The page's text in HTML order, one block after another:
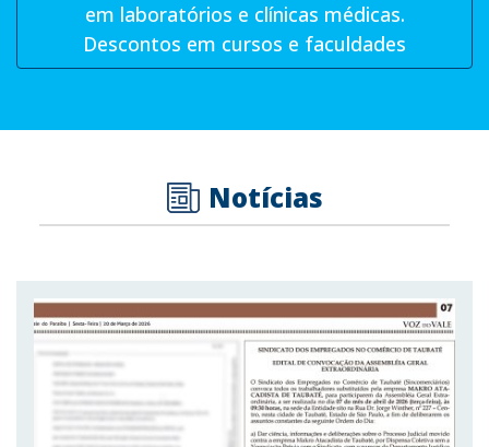
em laboratórios e clínicas médicas.
Descontos em cursos e faculdades
Notícias